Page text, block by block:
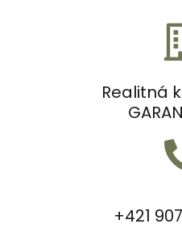
Realitná
+421